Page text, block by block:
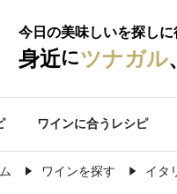
今日の美味しいを探しに
身近にツナガル
ワインに合うレシピ
ワインを探す イタ